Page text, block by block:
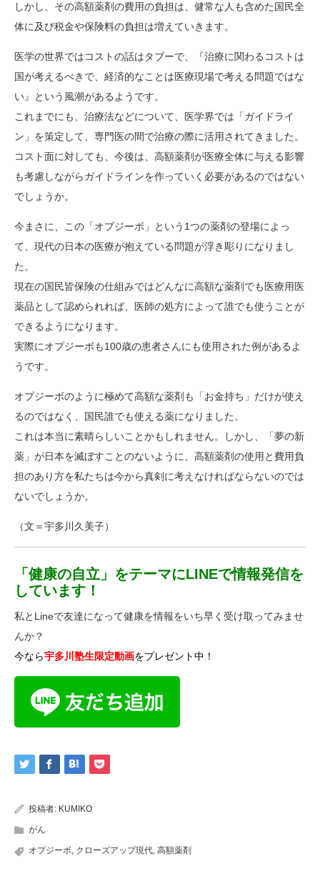
しかし、その高額薬剤の費用の負担は、健常な人も含めた国民全
体に及び税金や保険料の負担は増えていきます。
医学の世界ではコストの話はタブーで、『治療に関わるコストは
国が考えるべきで、経済的なことは医療現場で考える問題ではな
い』という風潮があるようです。
これまでにも、治療法などについて、医学界では「ガイドライ
ン」を策定して、専門医の間で治療の際に活用されてきました。
コスト面に対しても、今後は、高額薬剤が医療全体に与える影響
も考慮しながらガイドラインを作っていく必要があるのではない
でしょうか。
今まさに、この「オプジーボ」という1つの薬剤の登場によっ
て、現代の日本の医療が抱えている問題が浮き彫りになりまし
た。
現在の国民皆保険の仕組みではどんなに高額な薬剤でも医療用医
薬品として認められれば、医師の処方によって誰でも使うことが
できるようになります。
実際にオプジーボも100歳の患者さんにも使用された例があるよ
うです。
オプジーボのように極めて高額な薬剤も「お金持ち」だけが使え
るのではなく、国民誰でも使える薬になりました。
これは本当に素晴らしいことかもしれません。しかし、「夢の新
薬」が日本を滅ぼすことのないように、高額薬剤の使用と費用負
担のあり方を私たちは今から真剣に考えなければならないのでは
ないでしょうか。
（文＝宇多川久美子）
「健康の自立」をテーマにLINEで情報発信を
しています！
私とLineで友達になって健康を情報をいち早く受け取ってみませ
んか？
今なら宇多川塾生限定動画をプレゼント中！
投稿者: KUMIKO
がん
オプジーボ クローズアップ現代 高額薬剤